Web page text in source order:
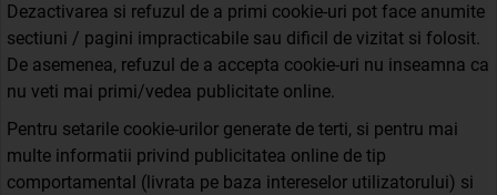
Dezactivarea si refuzul de a primi cookie-uri pot face anumite
sectiuni / pagini impracticabile sau dificil de vizitat si folosit.
De asemenea, refuzul de a accepta cookie-uri nu inseamna ca
nu veti mai primi/vedea publicitate online.
Pentru setarile cookie-urilor generate de terti, si pentru mai
multe informatii privind publicitatea online de tip
comportamental (livrata pe baza intereselor utilizatorului) si